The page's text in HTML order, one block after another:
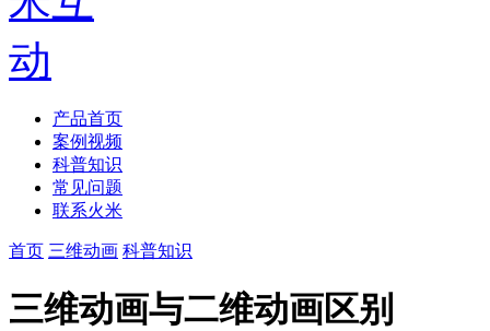
产品首页
案例视频
科普知识
常见问题
联系火米
首页 三维动画 科普知识
三维动画与二维动画区别